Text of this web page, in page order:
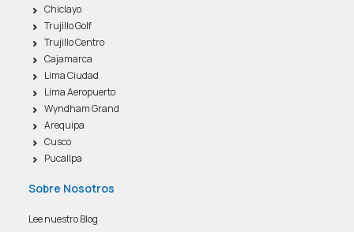
Chiclayo
Trujillo Golf
Trujillo Centro
Cajamarca
Lima Ciudad
Lima Aeropuerto
Wyndham Grand
Arequipa
Cusco
Pucallpa
Sobre Nosotros
Lee nuestro Blog